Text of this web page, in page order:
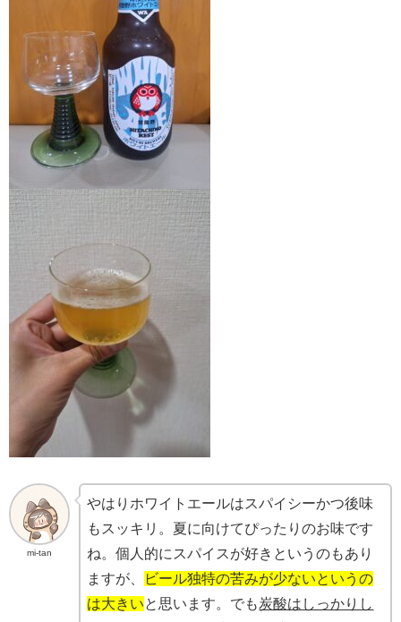
mi-tan
やはりホワイトエールはスパイシーかつ後味
もスッキリ。夏に向けてぴったりのお味です
ね。個人的にスパイスが好きというのもあり
ますが、
ビール独特の苦みが少ないというの
は大きいと思います。でも炭酸はしっかりし